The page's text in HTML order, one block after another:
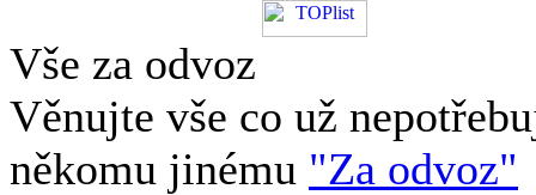
Vše za odvoz
Věnujte vše co už
někomu jinému "Za odvoz"